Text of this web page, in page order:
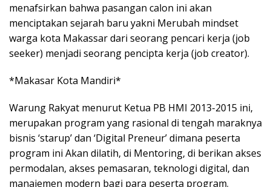
menafsirkan bahwa pasangan calon ini akan
menciptakan sejarah baru yakni Merubah mindset
warga kota Makassar dari seorang pencari kerja (job
seeker) menjadi seorang pencipta kerja (job creator).
*Makasar Kota Mandiri*
Warung Rakyat menurut Ketua PB HMI 2013-2015 ini,
merupakan program yang rasional di tengah maraknya
bisnis ‘starup’ dan ‘Digital Preneur’ dimana peserta
program ini Akan dilatih, di Mentoring, di berikan akses
permodalan, akses pemasaran, teknologi digital, dan
manajemen modern bagi para peserta program.